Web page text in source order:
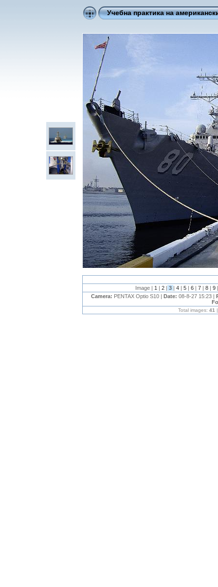
Учебна практика на
Image | 1 | 2 | 3 | 4 | 5 | 6 | 7 | 8 | 9 |
Camera: PENTAX Optio S10 | Date: 08-8-27 15:23 |
Total images: 41